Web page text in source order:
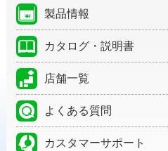
製品情報
カタログ・説明書
店舗一覧
よくある質問
カスタマーサポート